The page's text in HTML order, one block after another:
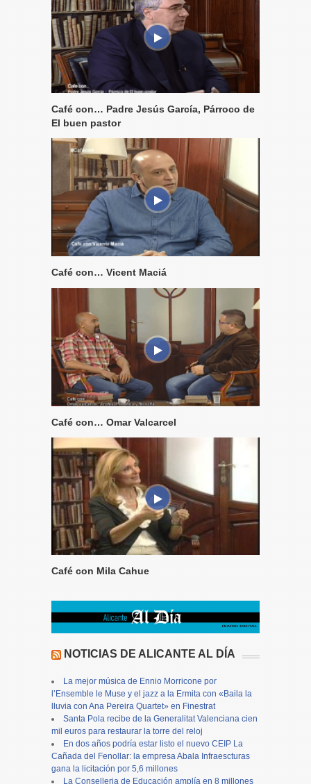
Café con… Padre Jesús García, Párroco de
El buen pastor
Café con… Vicent Maciá
Café con… Omar Valcarcel
Café con Mila Cahue
NOTICIAS DE ALICANTE AL DÍA
La mejor música de Ennio Morricone por
l’Ensemble le Muse y el jazz a la Ermita con «Baila la
lluvia con Ana Pereira Quartet» en Finestrat
Santa Pola recibe de la Generalitat Valenciana cien
mil euros para restaurar la torre del reloj
En dos años podría estar listo el nuevo CEIP La
Cañada del Fenollar: la empresa Abala Infraescturas
gana la licitación por 5,6 millones
La Conselleria de Educación amplía en 8 millones